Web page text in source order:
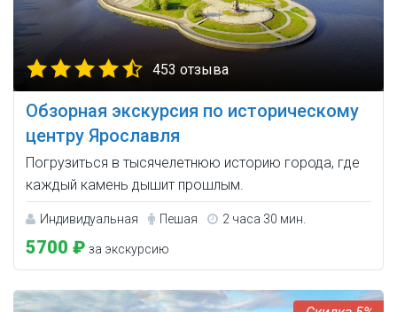
453 отзыва
Обзорная экскурсия по историческому
центру Ярославля
Погрузиться в тысячелетнюю историю города, где
каждый камень дышит прошлым.
Индивидуальная Пешая 2 часа 30 мин.
5700 ₽ за экскурсию